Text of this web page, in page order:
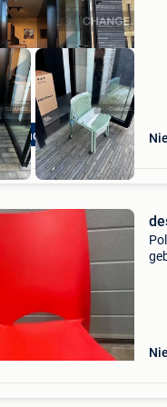
end Outlet